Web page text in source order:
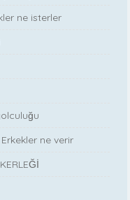
ne isterler
ne verir